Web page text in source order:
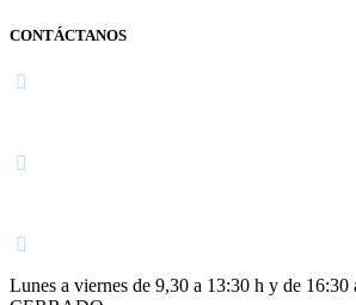
CONTÁCTANOS
Lunes a viernes de 9,30 a 13:30 h y de 16:30